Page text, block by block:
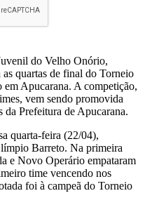
do Velho Onório,
quartas de final do Torneio
Apucarana. A competição,
vem sendo promovida
da Prefeitura de Apucarana.
quarta-feira (22/04),
Barreto. Na primeira
e Novo Operário empataram
time vencendo nos
foi à campeã do Torneio